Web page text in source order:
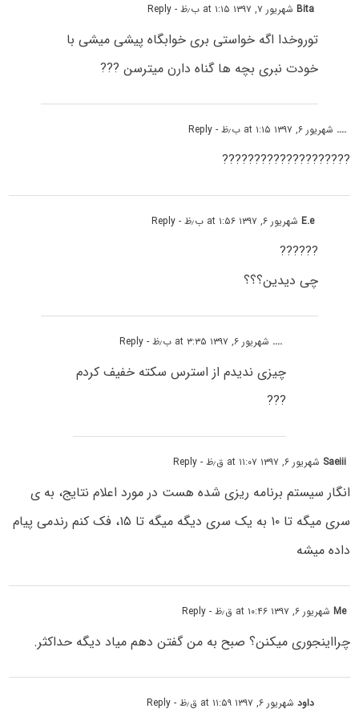
Bitaشهریور ۷, ۱۳۹۷ at ۱:۱۵ ب٫ظ - Reply
توروخدا اگه خواستی بری خوابگاه پیشی میشی با
خودت نبری بچه ها گناه دارن میترسن ???
.... شهریور ۶, ۱۳۹۷ at ۱:۱۵ ب٫ظ - Reply
????????????????????
E.eشهریور ۶, ۱۳۹۷ at ۱:۵۶ ب٫ظ - Reply
??????
چی دیدین؟؟؟
.... شهریور ۶, ۱۳۹۷ at ۳:۳۵ ب٫ظ - Reply
چیزی ندیدم از استرس سکته خفیف کردم
???
Saeiii شهریور ۶, ۱۳۹۷ at ۱۱:۰۷ ق٫ظ - Reply
انگار سیستم برنامه ریزی شده هست در مورد اعلام نتایج، به ی
سری میگه تا ۱۰ به یک سری دیگه میگه تا ۱۵، فک کنم رندمی پیام
داده میشه
Meشهریور ۶, ۱۳۹۷ at ۱۰:۴۶ ق٫ظ - Reply
چرااینجوری میکنن؟ صبح به من گفتن دهم میاد دیگه حداکثر.
داودشهریور ۶, ۱۳۹۷ at ۱۱:۵۹ ق٫ظ - Reply